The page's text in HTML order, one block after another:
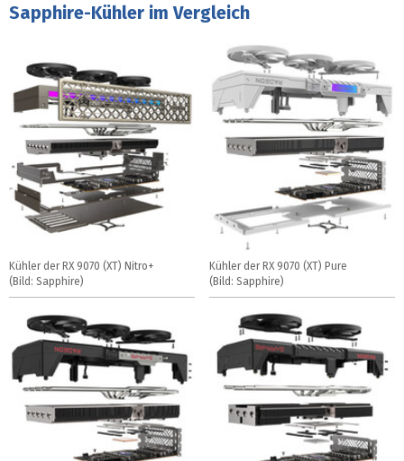
Sapphire-Kühler im Vergleich
Kühler der RX 9070 (XT) Nitro+
(Bild: Sapphire)
Kühler der RX 9070 (XT) Pure
(Bild: Sapphire)